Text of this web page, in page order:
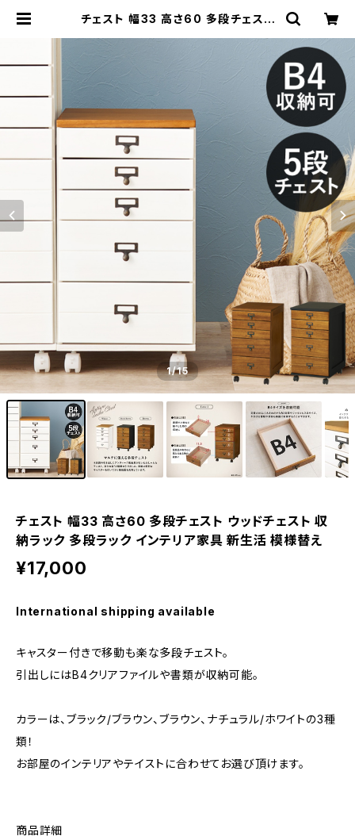
チェスト 幅33 高さ60 多段チェスト
1/15
チェスト 幅33 高さ60 多段チェスト ウッドチェスト 収
納ラック 多段ラック インテリア家具 新生活 模様替え
¥17,000
International shipping available
キャスター付きで移動も楽な多段チェスト。
引出しにはB4クリアファイルや書類が収納可能。
カラーは、ブラック/ブラウン、ブラウン、ナチュラル/ホワイトの3種
類！
お部屋のインテリアやテイストに合わせてお選び頂けます。
商品詳細